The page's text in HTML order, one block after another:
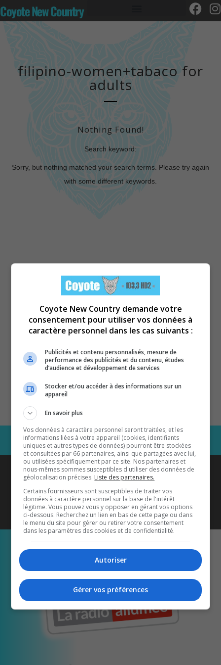
Coyote New Country
filipino-women+tabaco for
adults
Nothing Found!
Search keyword:
Sorry, but nothing matched your search terms. Please try again
with some different keywords.
Coyote New Countryest diffusé
également sur1033 HD2
Écoutez-nous aussi sur…
Coyote New Country demande votre
consentement pour utiliser vos données à
caractère personnel dans les cas suivants :
Publicités et contenu personnalisés, mesure de
performance des publicités et du contenu, études
d’audience et développement de services
Stocker et/ou accéder à des informations sur un
appareil
En savoir plus
Vos données à caractère personnel seront traitées, et les
informations liées à votre appareil (cookies, identifiants
uniques et autres types de données) pourront être stockées
et consultées par 66 partenaires, ainsi que partagées avec lui,
ou utilisées spécifiquement par ce site. Nos partenaires et
nous-mêmes sommes susceptibles d'utiliser des données de
géolocalisation précises. Liste des partenaires.
Certains fournisseurs sont susceptibles de traiter vos
données à caractère personnel sur la base de l'intérêt
légitime. Vous pouvez vous y opposer en gérant vos options
ci-dessous. Recherchez un lien en bas de cette page ou dans
le menu du site pour gérer ou retirer votre consentement
dans les paramètres des cookies et de confidentialité.
Autoriser
Gérer vos préférences